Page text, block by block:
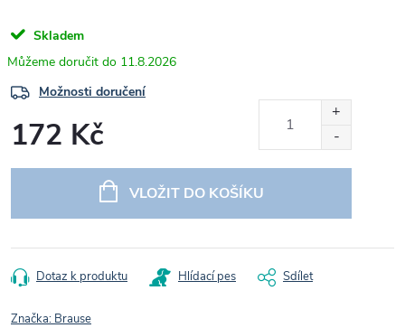
Skladem
11.8.2026
Možnosti doručení
172 Kč
VLOŽIT DO KOŠÍKU
Dotaz k produktu Hlídací pes Sdílet
Značka: Brause